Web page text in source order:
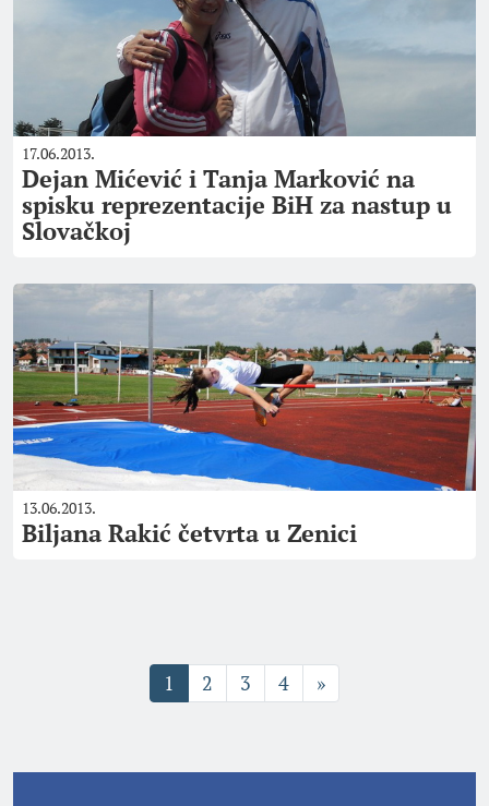
17.06.2013.
Dejan Mićević i Tanja Marković na
spisku reprezentacije BiH za nastup u
Slovačkoj
13.06.2013.
Biljana Rakić četvrta u Zenici
1 2 3 4 »